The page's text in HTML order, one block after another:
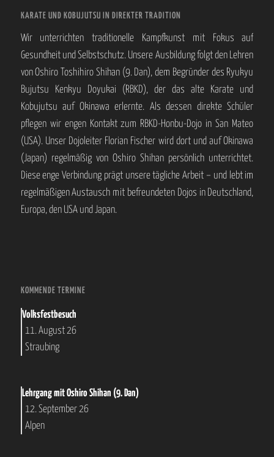
KARATE UND KOBUJUTSU IN DIREKTER TRADITION
Wir unterrichten traditionelle Kampfkunst mit Fokus auf
Gesundheit und Selbstschutz. Unsere Ausbildung folgt den Lehren
von Oshiro Toshihiro Shihan (9. Dan), dem Begründer des Ryukyu
Bujutsu Kenkyu Doyukai (RBKD), der das alte Karate und
Kobujutsu auf Okinawa erlernte. Als dessen direkte Schüler
pflegen wir engen Kontakt zum RBKD-Honbu-Dojo in San Mateo
(USA). Unser Dojoleiter Florian Fischer wird dort und auf Okinawa
(Japan) regelmäßig von Oshiro Shihan persönlich unterrichtet.
Diese enge Verbindung prägt unsere tägliche Arbeit – und lebt im
regelmäßigen Austausch mit befreundeten Dojos in Deutschland,
Europa, den USA und Japan.
KOMMENDE TERMINE
Volksfestbesuch
11. August 26
Straubing
Lehrgang mit Oshiro Shihan (9. Dan)
12. September 26
Alpen